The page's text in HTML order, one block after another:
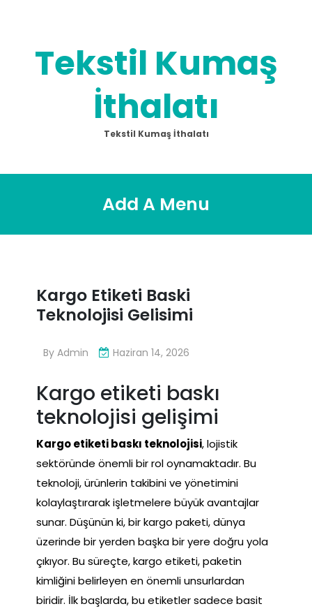
Tekstil Kumaş
İthalatı
Tekstil Kumaş İthalatı
Add A Menu
Kargo Etiketi Baski
Teknolojisi Gelisimi
By Admin Haziran 14, 2026
Kargo etiketi baskı
teknolojisi gelişimi
Kargo etiketi baskı teknolojisi, lojistik
sektöründe önemli bir rol oynamaktadır. Bu
teknoloji, ürünlerin takibini ve yönetimini
kolaylaştırarak işletmelere büyük avantajlar
sunar. Düşünün ki, bir kargo paketi, dünya
üzerinde bir yerden başka bir yere doğru yola
çıkıyor. Bu süreçte, kargo etiketi, paketin
kimliğini belirleyen en önemli unsurlardan
biridir. İlk başlarda, bu etiketler sadece basit